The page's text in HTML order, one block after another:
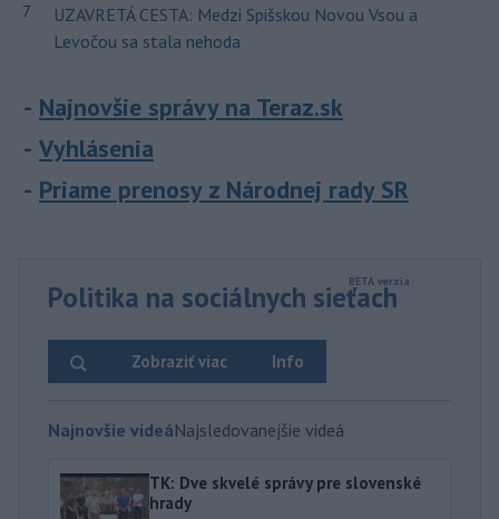
7
UZAVRETÁ CESTA: Medzi Spišskou Novou Vsou a
Levočou sa stala nehoda
Najnovšie správy na Teraz.sk
Vyhlásenia
Priame prenosy z Národnej rady SR
Politika na sociálnych sieťach
Info
Zobraziť viac
Najnovšie videáNajsledovanejšie videá
TK: Dve skvelé správy pre slovenské
hrady